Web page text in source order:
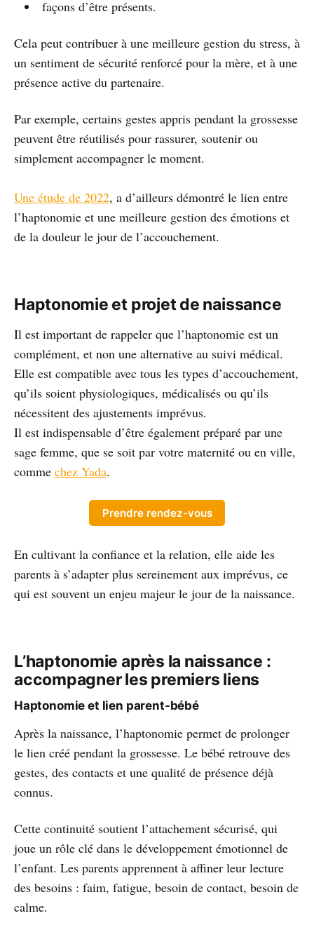
façons d’être présents.
Cela peut contribuer à une meilleure gestion du stress, à
un sentiment de sécurité renforcé pour la mère, et à une
présence active du partenaire.
Par exemple, certains gestes appris pendant la grossesse
peuvent être réutilisés pour rassurer, soutenir ou
simplement accompagner le moment.
Une étude de 2022, a d’ailleurs démontré le lien entre
l’haptonomie et une meilleure gestion des émotions et
de la douleur le jour de l’accouchement.
Haptonomie et projet de naissance
Il est important de rappeler que l’haptonomie est un
complément, et non une alternative au suivi médical.
Elle est compatible avec tous les types d’accouchement,
qu’ils soient physiologiques, médicalisés ou qu’ils
nécessitent des ajustements imprévus.
Il est indispensable d’être également préparé par une
sage femme, que se soit par votre maternité ou en ville,
comme chez Yada.
Prendre rendez-vous
En cultivant la confiance et la relation, elle aide les
parents à s’adapter plus sereinement aux imprévus, ce
qui est souvent un enjeu majeur le jour de la naissance.
L’haptonomie après la naissance :
accompagner les premiers liens
Haptonomie et lien parent-bébé
Après la naissance, l’haptonomie permet de prolonger
le lien créé pendant la grossesse. Le bébé retrouve des
gestes, des contacts et une qualité de présence déjà
connus.
Cette continuité soutient l’attachement sécurisé, qui
joue un rôle clé dans le développement émotionnel de
l’enfant. Les parents apprennent à affiner leur lecture
des besoins : faim, fatigue, besoin de contact, besoin de
calme.